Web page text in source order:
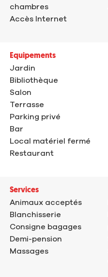
chambres
Accès Internet
Equipements
Jardin
Bibliothèque
Salon
Terrasse
Parking privé
Bar
Local matériel fermé
Restaurant
Services
Animaux acceptés
Blanchisserie
Consigne bagages
Demi-pension
Massages